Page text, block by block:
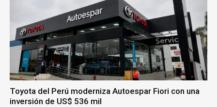
Toyota del Perú moderniza Autoespar Fiori con una
inversión de US$ 536 mil